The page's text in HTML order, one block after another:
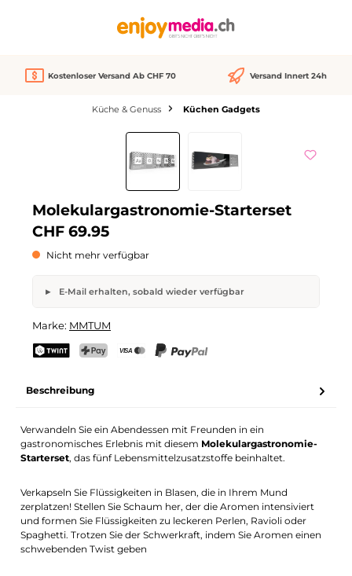
Kostenloser Versand Ab CHF 70 Versand Innert 24h
Küche & Genuss Küchen Gadgets
Bildergalerie überspringen
Molekulargastronomie-Starterset
CHF 69.95
Nicht mehr verfügbar
E-Mail erhalten, sobald wieder verfügbar
Dein Name E-Mail-Adresse
Marke: MMTUM
Beschreibung
Verwandeln Sie ein Abendessen mit Freunden in ein
gastronomisches Erlebnis mit diesem Molekulargastronomie-
Starterset, das fünf Lebensmittelzusatzstoffe beinhaltet.
Verkapseln Sie Flüssigkeiten in Blasen, die in Ihrem Mund
zerplatzen! Stellen Sie Schaum her, der die Aromen intensiviert
und formen Sie Flüssigkeiten zu leckeren Perlen, Ravioli oder
Spaghetti. Trotzen Sie der Schwerkraft, indem Sie Aromen einen
schwebenden Twist geben